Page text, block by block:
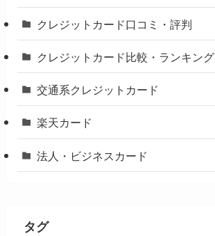
クレジットカード口コミ・評判
クレジットカード比較・ランキング
交通系クレジットカード
楽天カード
法人・ビジネスカード
タグ